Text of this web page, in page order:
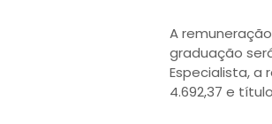
A
graduação
Especialista, a
4.692,37 e